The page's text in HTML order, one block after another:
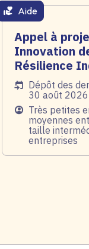
thématique active
Aide
Appel à
Innovation
Résilience
Date de l'arrêté
Dépôt des
30 août 2026
PublicTrès petites
moyennes
taille
entreprises